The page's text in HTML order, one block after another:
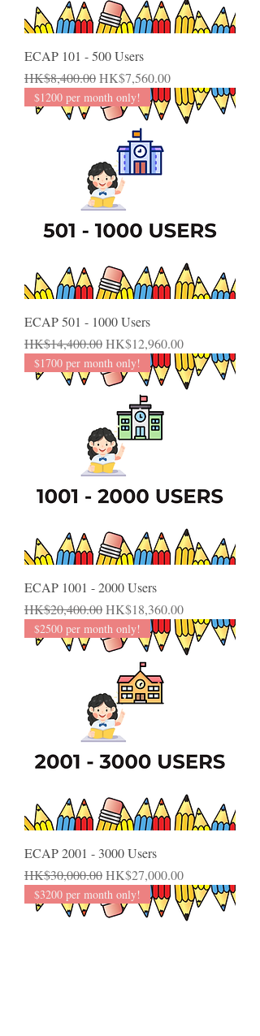
ECAP 101 - 500 Users
一般價格
HK$8,400.00促銷價格
HK$7,560.00
$1200 per month only!
ECAP 501 - 1000 Users
一般價格
HK$14,400.00促銷價格
HK$12,960.00
$1700 per month only!
ECAP 1001 - 2000 Users
一般價格
HK$20,400.00促銷價格
HK$18,360.00
$2500 per month only!
ECAP 2001 - 3000 Users
一般價格
HK$30,000.00促銷價格
HK$27,000.00
$3200 per month only!